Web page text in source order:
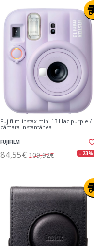
Fujifilm instax mini 13 lilac purple /
cámara instantánea
FUJIFILM
84,55€ 109,92€ - 23%